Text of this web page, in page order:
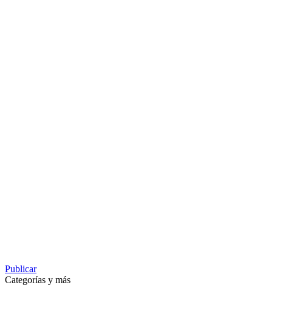
Publicar
Categorías y más